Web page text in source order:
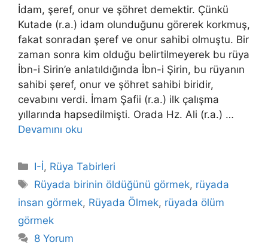
İdam, şeref, onur ve şöhret demektir. Çünkü
Kutade (r.a.) idam olunduğunu görerek korkmuş,
fakat sonradan şeref ve onur sahibi olmuş­tu. Bir
zaman sonra kim olduğu belirtilmeyerek bu rüya
İbn-i Sirin’e anla­tıldığında İbn-i Şirin, bu rüyanın
sahibi şeref, onur ve şöhret sahibi biridir,
cevabını verdi. İmam Şafii (r.a.) ilk çalışma
yıllarında hapsedilmişti. Orada Hz. Ali (r.a.) …
Devamını oku
Kategoriler
I-İ, Rüya Tabirleri
Etiketler
Rüyada birinin öldüğünü görmek, rüyada
insan görmek, Rüyada Ölmek, rüyada ölüm
görmek
8 Yorum